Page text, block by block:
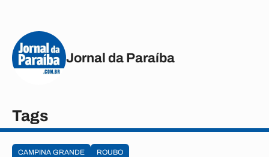
Jornal da Paraíba
Tags
CAMPINA GRANDE ROUBO